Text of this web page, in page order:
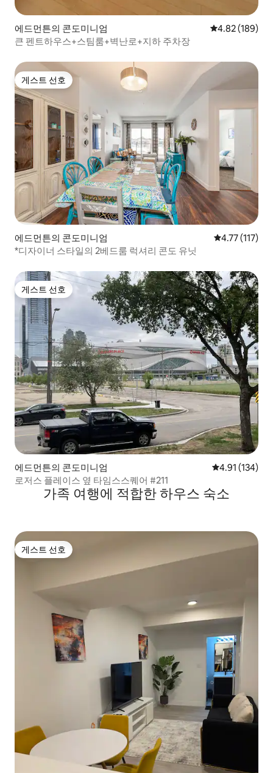
에드먼튼의 콘도미니엄 평점 4.82점(5
4.82 (189)
큰 펜트하우스+스팀룸+벽난로+지하 주차장
게스트 선호
게스트 선호
에드먼튼의 콘도미니엄 평점 4.77점(5
4.77 (117)
*디자이너 스타일의 2베드룸 럭셔리 콘도 유닛
게스트 선호
게스트 선호
에드먼튼의 콘도미니엄 평점 4.91점(5
4.91 (134)
로저스 플레이스 옆 타임스스퀘어 #211
가족 여행에 적합한 하우스 숙소
게스트 선호
게스트 선호